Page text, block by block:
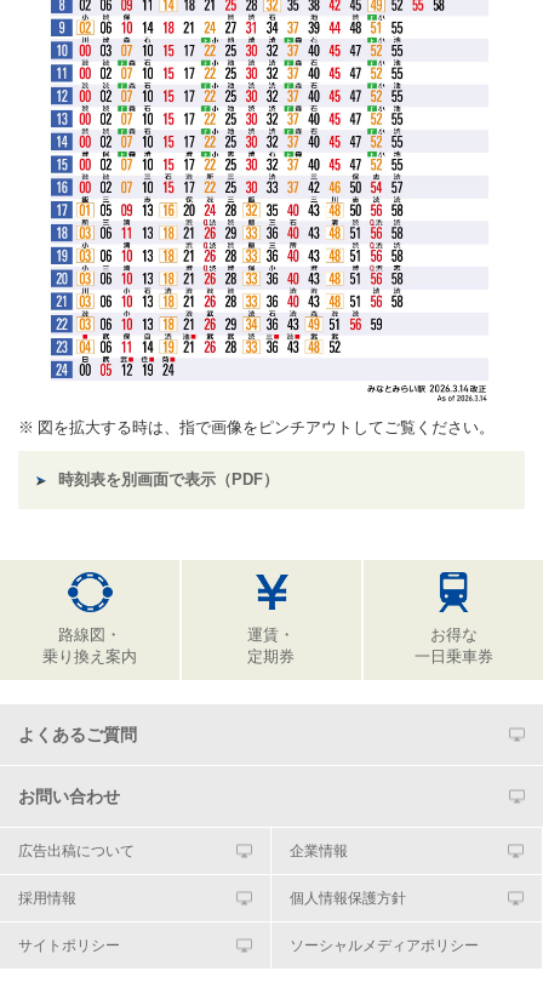
図を拡大する時は、指で画像をピンチアウトしてご覧ください。
時刻表を別画面で表示（PDF）
路線図・
乗り換え案内
運賃・
定期券
お得な
一日乗車券
よくあるご質問
お問い合わせ
広告出稿について 企業情報
採用情報 個人情報保護方針
サイトポリシー ソーシャルメディアポリシー